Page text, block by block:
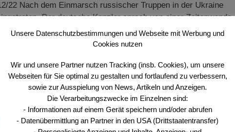
22 Nach dem Einmarsch russischer Truppen in der Ukraine
Der deutsche Kanzler sprach von einer Zeitenwende
Bundeswehr an. Österreich stimmte in den Kanon ein. In
von 10 Mrd. Euro für die Nachrüstung …
,Landesverteidigungsfinanzierungsgesetz,Wehrbudget
Verständnis mit
Unsere Datenschutzbestimmungen und Webseite mit Werbung und
Cookies nutzen
Wir und unsere Partner nutzen Tracking (insb. Cookies), um unsere
Webseiten für Sie optimal zu gestalten und fortlaufend zu verbessern,
sowie zur Ausspielung von News, Artikeln und Anzeigen.
Die Verarbeitungszwecke im Einzelnen sind:
- Informationen auf einem Gerät speichern und/oder abrufen
- Datenübermittlung an Partner in den USA (Drittstaatentransfer)